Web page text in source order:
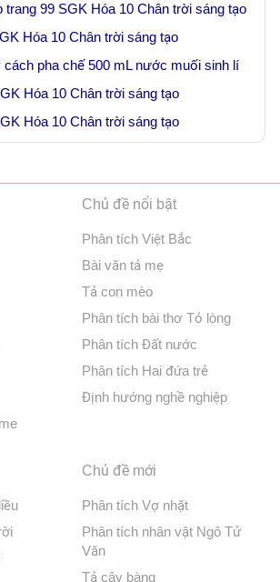
trang 99 SGK Hóa 10 Chân trời sáng tạo
Hóa 10 Chân trời sáng tạo
cách pha chế 500 mL nước muối sinh lí
Hóa 10 Chân trời sáng tạo
Hóa 10 Chân trời sáng tạo
Chủ đề nổi bật
Phân tích Việt Bắc
Bài văn tả mẹ
Tả con mèo
Phân tích bài thơ Tỏ lòng
Phân tích Đất nước
Phân tích Hai đứa trẻ
Định hướng nghề nghiệp
Chủ đề mới
Phân tích Vợ nhặt
Phân tích nhân vật Ngô Tử
Văn
Tả cây bàng